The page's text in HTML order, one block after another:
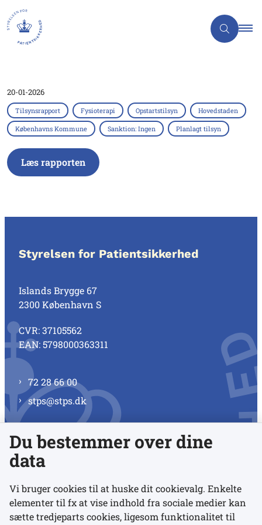
20-01-2026
Tilsynsrapport Fysioterapi Opstartstilsyn Hovedstaden
Københavns Kommune Sanktion: Ingen Planlagt tilsyn
Læs rapporten
Styrelsen for Patientsikkerhed
Islands Brygge 67
2300 København S
CVR: 37105562
EAN: 5798000363311
72 28 66 00
stps@stps.dk
Se alle kontaktnumre
Links
Du bestemmer over dine
data
Vi bruger cookies til at huske dit cookievalg. Enkelte
elementer til fx at vise indhold fra sociale medier kan
sætte tredjeparts cookies, ligesom funktionalitet til